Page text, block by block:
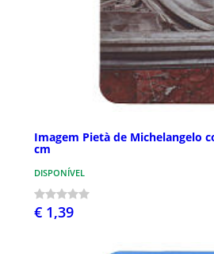
Imagem Pietà de Michelangelo
cm
DISPONÍVEL
€ 1,39